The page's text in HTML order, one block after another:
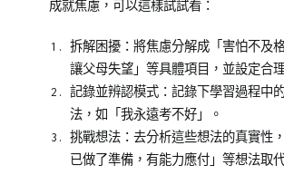
成就焦慮，可以這樣試試看：
拆解困擾：將焦慮分解成「害怕不及
讓父母失望」等具體項目，並設定合
記錄並辨認模式：記錄下學習過程中
法，如「我永遠考不好」。
挑戰想法：去分析這些想法的真實性
已做了準備，有能力應付」等想法取